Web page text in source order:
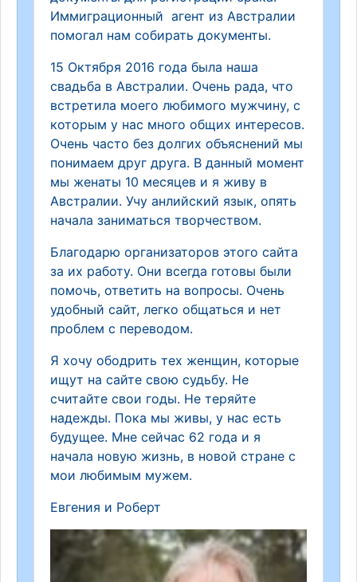
Иммиграционный агент из Австралии
помогал нам собирать документы.
15 Октября 2016 года была наша
свадьба в Австралии. Очень рада, что
встретила моего любимого мужчину, с
которым у нас много общих интересов.
Очень часто без долгих объяснений мы
понимаем друг друга. В данный момент
мы женаты 10 месяцев и я живу в
Австралии. Учу анлийский язык, опять
начала заниматься творчеством.
Благодарю организаторов этого сайта
за их работу. Они всегда готовы были
помочь, ответить на вопросы. Очень
удобный сайт, легко общаться и нет
проблем с переводом.
Я хочу ободрить тех женщин, которые
ищут на сайте свою судьбу. Не
считайте свои годы. Не теряйте
надежды. Пока мы живы, у нас есть
будущее. Мне сейчас 62 года и я
начала новую жизнь, в новой стране с
мои любимым мужем.
Евгения и Роберт